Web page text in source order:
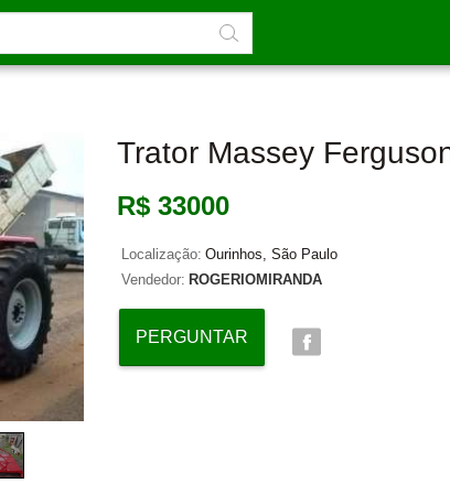
Trator Massey
R$ 33000
Localização: Ourinhos, São Paulo
Vendedor: ROGERIOMIRANDA
PERGUNTAR